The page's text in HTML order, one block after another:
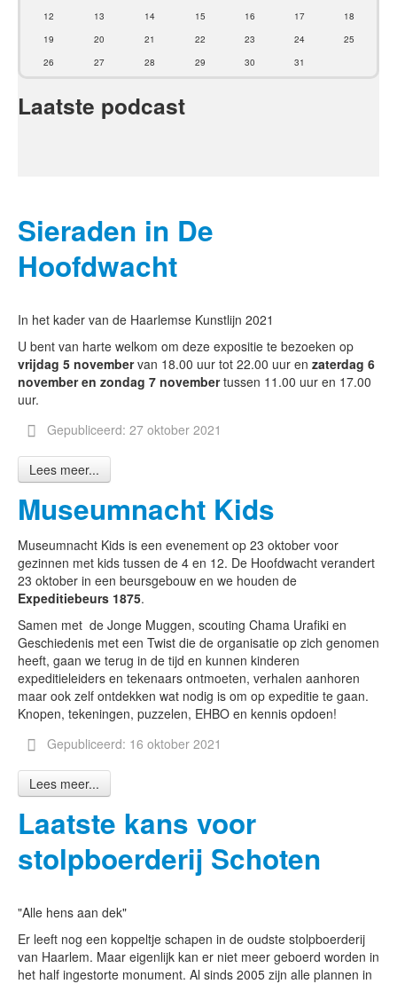
12
13 14 15 16 17
18
19
20 21 22 23 24
25
26
27 28 29 30 31
Laatste podcast
Sieraden in De
Hoofdwacht
In het kader van de Haarlemse Kunstlijn 2021
U bent van harte welkom om deze expositie te bezoeken op
vrijdag 5 novembervan 18.00 uur tot 22.00 uur en zaterdag 6
november en zondag 7 novembertussen 11.00 uur en 17.00
uur.
Gepubliceerd: 27 oktober 2021
Lees meer...
Museumnacht Kids
Museumnacht Kids is een evenement op 23 oktober voor
gezinnen met kids tussen de 4 en 12. De Hoofdwacht verandert
23 oktober in een beursgebouw en we houden de
Expeditiebeurs 1875.
Samen met de Jonge Muggen, scouting Chama Urafiki en
Geschiedenis met een Twist die de organisatie op zich genomen
heeft, gaan we terug in de tijd en kunnen kinderen
expeditieleiders en tekenaars ontmoeten, verhalen aanhoren
maar ook zelf ontdekken wat nodig is om op expeditie te gaan.
Knopen, tekeningen, puzzelen, EHBO en kennis opdoen!
Gepubliceerd: 16 oktober 2021
Lees meer...
Laatste kans voor
stolpboerderij Schoten
"Alle hens aan dek"
Er leeft nog een koppeltje schapen in de oudste stolpboerderij
van Haarlem. Maar eigenlijk kan er niet meer geboerd worden in
het half ingestorte monument. Al sinds 2005 zijn alle plannen in